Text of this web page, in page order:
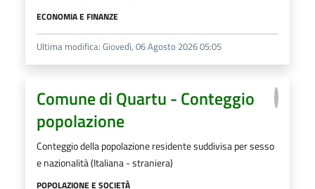
ECONOMIA E FINANZE
Ultima modifica: Giovedì, 06 Agosto 2026 05:05
Comune di Quartu - Conteggio
popolazione
Conteggio della popolazione residente suddivisa per sesso
e nazionalità (Italiana - straniera)
POPOLAZIONE E SOCIETÀ